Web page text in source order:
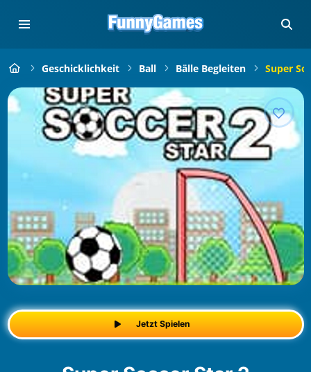
Geschicklichkeit Ball Bälle Begleiten Super
Jetzt Spielen